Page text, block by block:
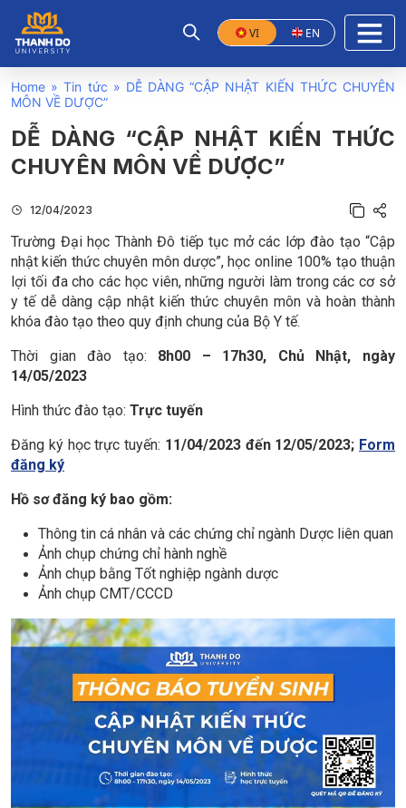
VI EN
Home »Tin tức » DỄ DÀNG “CẬP NHẬT KIẾN THỨC CHUYÊN
MÔN VỀ DƯỢC”
DỄ DÀNG “CẬP NHẬT KIẾN THỨC
CHUYÊN MÔN VỀ DƯỢC”
12/04/2023
Trường Đại học Thành Đô tiếp tục mở các lớp đào tạo “Cập
nhật kiến thức chuyên môn dược”, học online 100% tạo thuận
lợi tối đa cho các học viên, những người làm trong các cơ sở
y tế dễ dàng cập nhật kiến thức chuyên môn và hoàn thành
khóa đào tạo theo quy định chung của Bộ Y tế.
Thời gian đào tạo: 8h00 – 17h30, Chủ Nhật, ngày
14/05/2023
Hình thức đào tạo: Trực tuyến
Đăng ký học trực tuyến: 11/04/2023 đến 12/05/2023; Form
đăng ký
Hồ sơ đăng ký bao gồm:
Thông tin cá nhân và các chứng chỉ ngành Dược liên quan
Ảnh chụp chứng chỉ hành nghề
Ảnh chụp bằng Tốt nghiệp ngành dược
Ảnh chụp CMT/CCCD